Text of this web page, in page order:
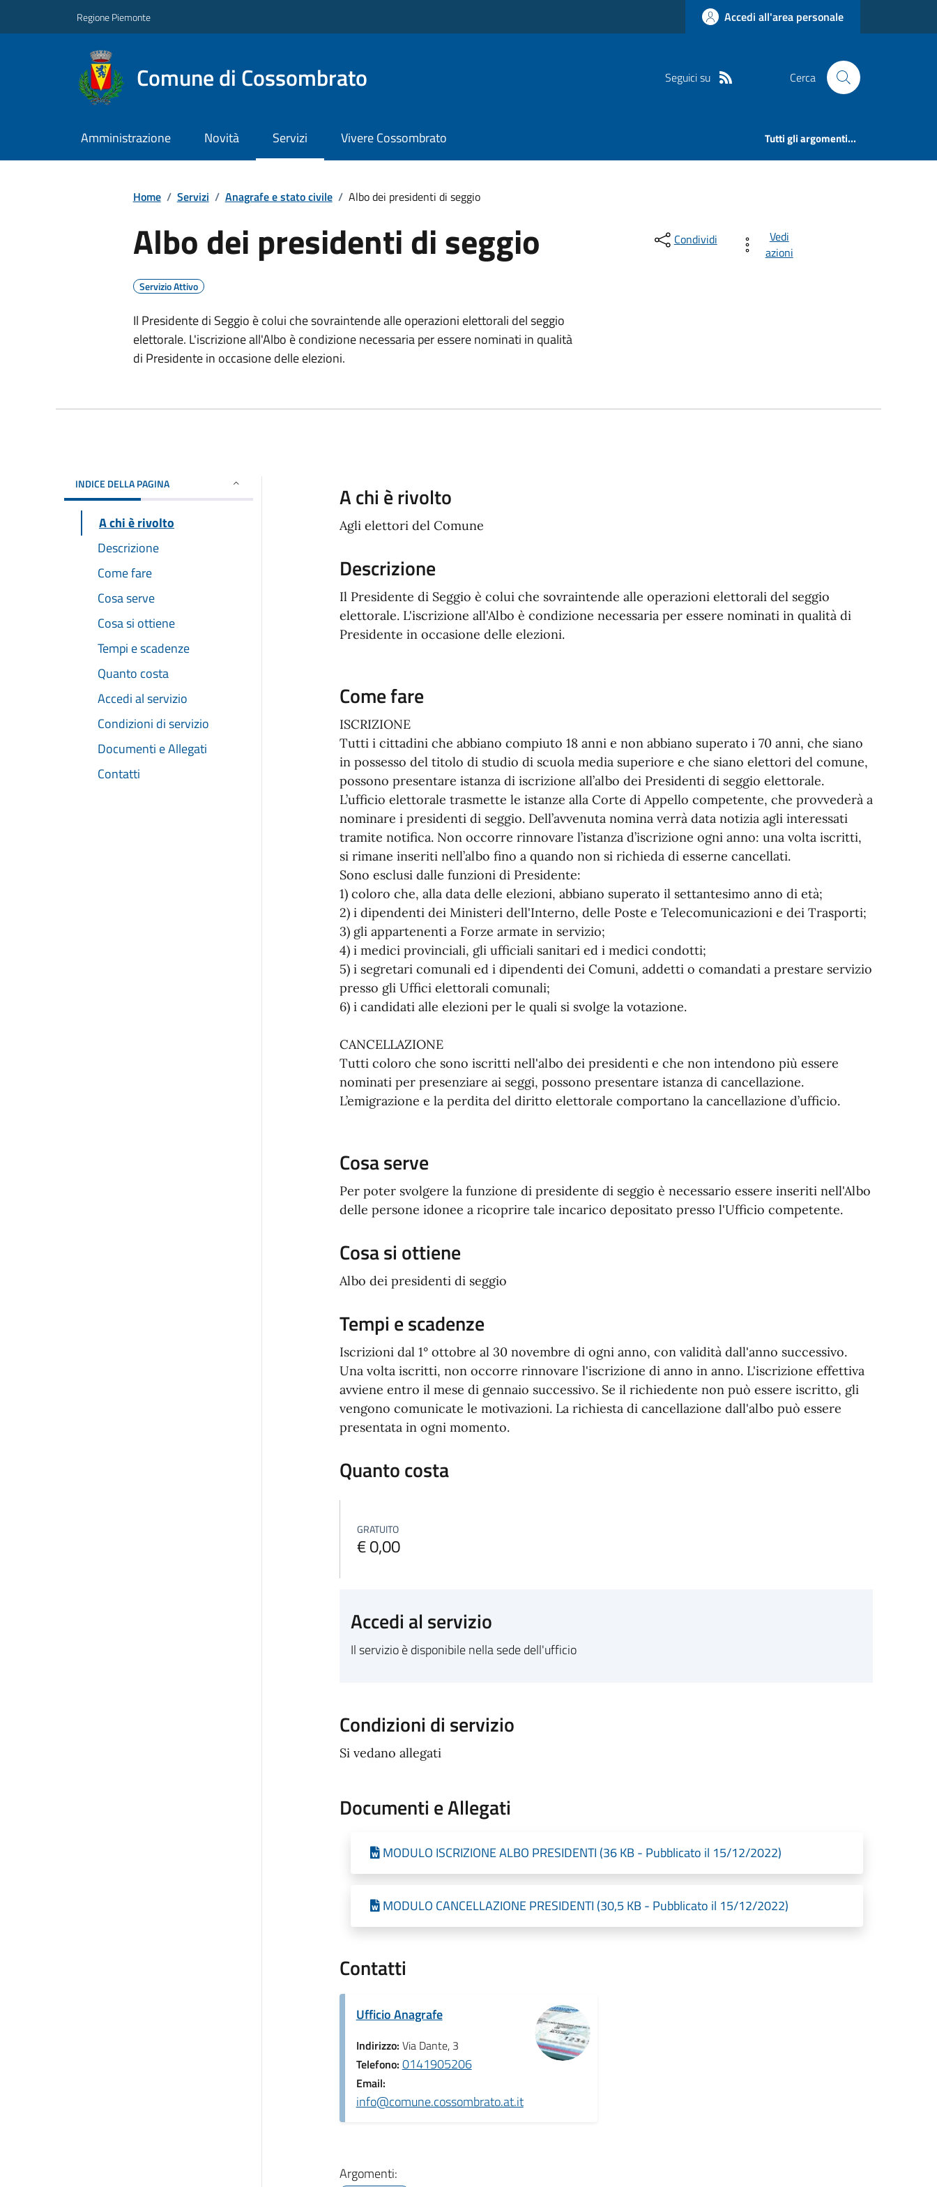
Regione Piemonte Accedi all'area personale
Comune di Cossombrato Seguici su Cerca
Amministrazione Novità Servizi Vivere Cossombrato Tutti gli argomenti...
Home / Servizi / Anagrafe e stato civile / Albo dei presidenti di seggio
Albo dei presidenti di seggio
Servizio Attivo
Il Presidente di Seggio è colui che sovraintende alle operazioni elettorali del seggio
elettorale. L'iscrizione all'Albo è condizione necessaria per essere nominati in qualità
di Presidente in occasione delle elezioni.
Condividi
Vedi
azioni
INDICE DELLA PAGINA
A chi è rivolto
Descrizione
Come fare
Cosa serve
Cosa si ottiene
Tempi e scadenze
Quanto costa
Accedi al servizio
Condizioni di servizio
Documenti e Allegati
Contatti
A chi è rivolto
Agli elettori del Comune
Descrizione
Il Presidente di Seggio è colui che sovraintende alle operazioni elettorali del seggio
elettorale. L'iscrizione all'Albo è condizione necessaria per essere nominati in qualità di
Presidente in occasione delle elezioni.
Come fare
ISCRIZIONE
Tutti i cittadini che abbiano compiuto 18 anni e non abbiano superato i 70 anni, che siano
in possesso del titolo di studio di scuola media superiore e che siano elettori del comune,
possono presentare istanza di iscrizione all’albo dei Presidenti di seggio elettorale.
L’ufficio elettorale trasmette le istanze alla Corte di Appello competente, che provvederà a
nominare i presidenti di seggio. Dell’avvenuta nomina verrà data notizia agli interessati
tramite notifica. Non occorre rinnovare l’istanza d’iscrizione ogni anno: una volta iscritti,
si rimane inseriti nell’albo fino a quando non si richieda di esserne cancellati.
Sono esclusi dalle funzioni di Presidente:
1) coloro che, alla data delle elezioni, abbiano superato il settantesimo anno di età;
2) i dipendenti dei Ministeri dell'Interno, delle Poste e Telecomunicazioni e dei Trasporti;
3) gli appartenenti a Forze armate in servizio;
4) i medici provinciali, gli ufficiali sanitari ed i medici condotti;
5) i segretari comunali ed i dipendenti dei Comuni, addetti o comandati a prestare servizio
presso gli Uffici elettorali comunali;
6) i candidati alle elezioni per le quali si svolge la votazione.
CANCELLAZIONE
Tutti coloro che sono iscritti nell'albo dei presidenti e che non intendono più essere
nominati per presenziare ai seggi, possono presentare istanza di cancellazione.
L’emigrazione e la perdita del diritto elettorale comportano la cancellazione d’ufficio.
Cosa serve
Per poter svolgere la funzione di presidente di seggio è necessario essere inseriti nell'Albo
delle persone idonee a ricoprire tale incarico depositato presso l'Ufficio competente.
Cosa si ottiene
Albo dei presidenti di seggio
Tempi e scadenze
Iscrizioni dal 1° ottobre al 30 novembre di ogni anno, con validità dall'anno successivo.
Una volta iscritti, non occorre rinnovare l'iscrizione di anno in anno. L'iscrizione effettiva
avviene entro il mese di gennaio successivo. Se il richiedente non può essere iscritto, gli
vengono comunicate le motivazioni. La richiesta di cancellazione dall'albo può essere
presentata in ogni momento.
Quanto costa
GRATUITO
€ 0,00
Accedi al servizio
Il servizio è disponibile nella sede dell'ufficio
Condizioni di servizio
Si vedano allegati
Documenti e Allegati
MODULO ISCRIZIONE ALBO PRESIDENTI (36 KB - Pubblicato il 15/12/2022)
MODULO CANCELLAZIONE PRESIDENTI (30,5 KB - Pubblicato il 15/12/2022)
Contatti
Ufficio Anagrafe
Indirizzo: Via Dante, 3
Telefono:0141905206
Email:
info@comune.cossombrato.at.it
Argomenti: